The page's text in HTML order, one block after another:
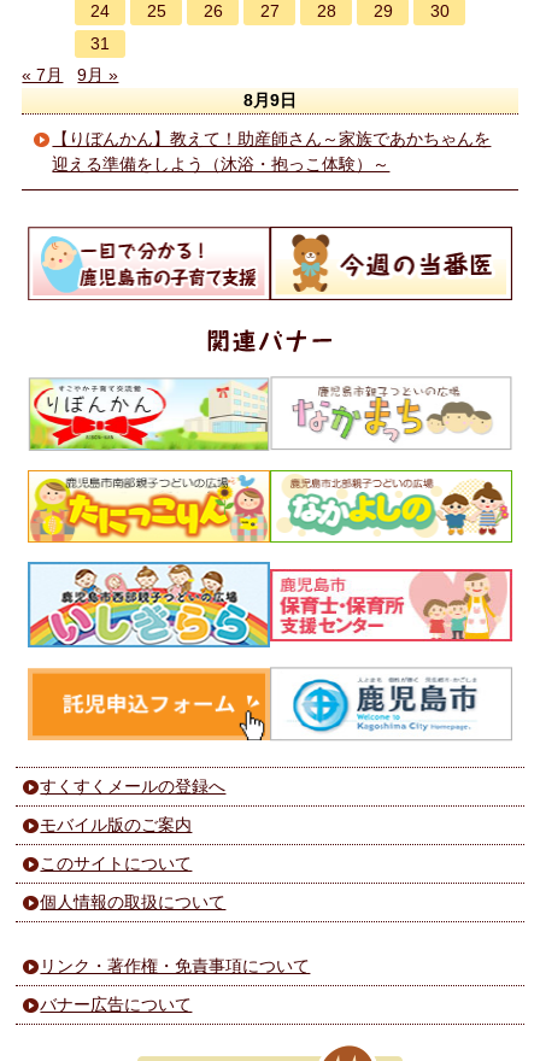
24
25 26 27 28 29
30
31
« 7月
9月 »
8月9日
【りぼんかん】教えて！助産師さん～家族であかちゃんを
迎える準備をしよう（沐浴・抱っこ体験）～
すくすくメールの登録へ
モバイル版のご案内
このサイトについて
個人情報の取扱について
リンク・著作権・免責事項について
バナー広告について